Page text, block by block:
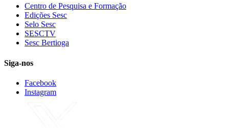
Centro de Pesquisa e Formação
Edições Sesc
Selo Sesc
SESCTV
Sesc Bertioga
Siga-nos
Facebook
Instagram